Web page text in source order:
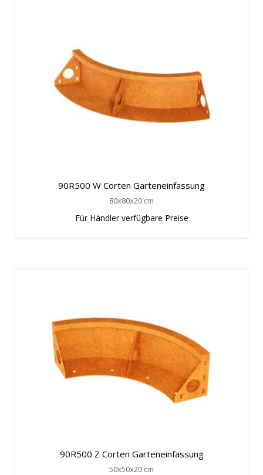
90R500 W Corten Garteneinfassung
80x80x20 cm
Für Händler verfügbare Preise
90R500 Z Corten Garteneinfassung
50x50x20 cm